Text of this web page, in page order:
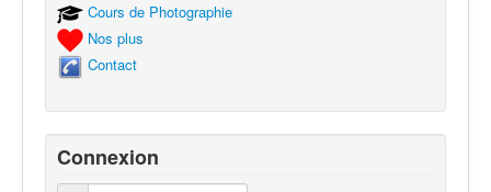
Cours de Photographie
Nos plus
Contact
Connexion